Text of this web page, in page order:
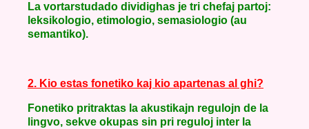
La vortarstudado dividighas je tri chefaj partoj:
leksikologio, etimologio, semasiologio (au
semantiko).
2. Kio estas fonetiko kaj kio apartenas al ghi?
Fonetiko pritraktas la akustikajn regulojn de la
lingvo, sekve okupas sin pri reguloj inter la